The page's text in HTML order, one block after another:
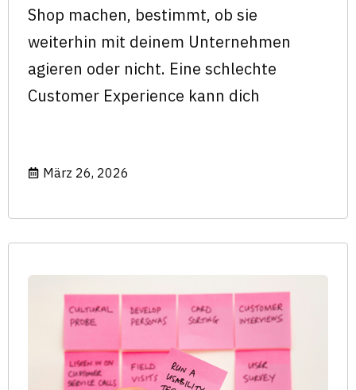
Shop machen, bestimmt, ob sie
weiterhin mit deinem Unternehmen
agieren oder nicht. Eine schlechte
Customer Experience kann dich
März 26, 2026